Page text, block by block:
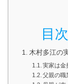
目次
木村多江の
実家は金
父親の職